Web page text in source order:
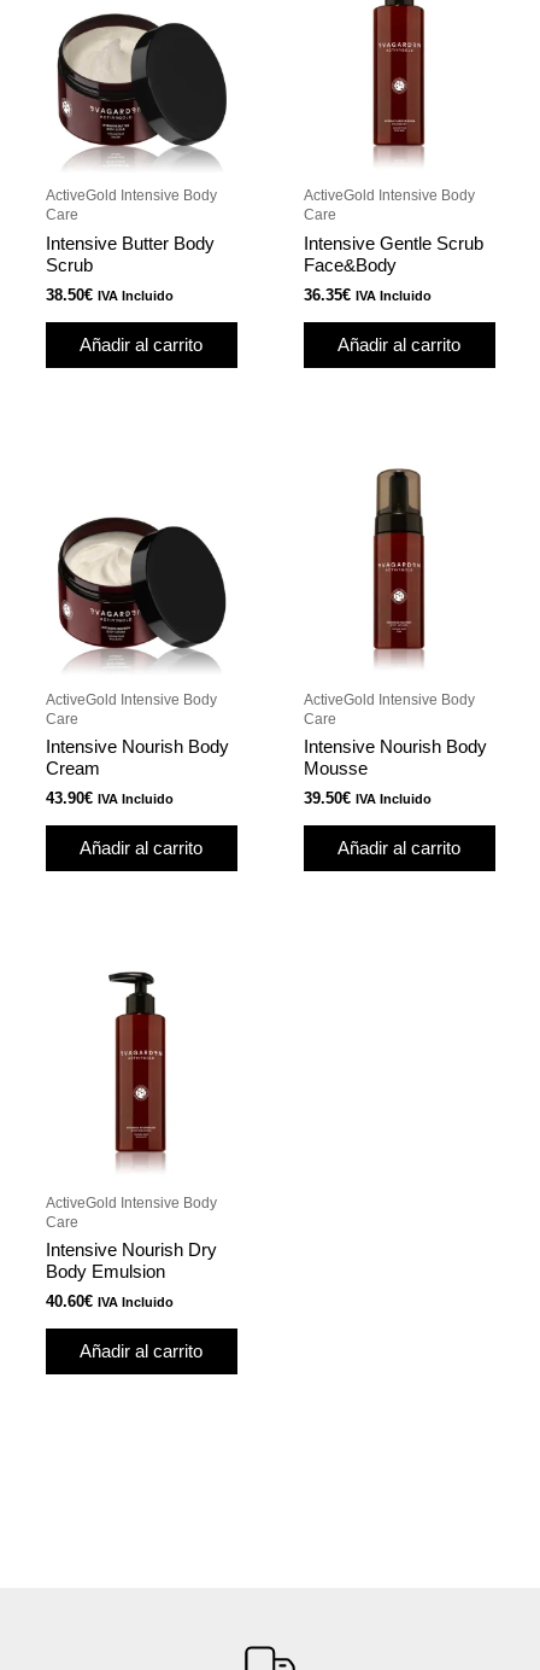
ActiveGold Intensive Body
Care
Intensive Butter Body
Scrub
38.50€ IVA Incluido
Añadir al carrito
ActiveGold Intensive Body
Care
Intensive Gentle Scrub
Face&Body
36.35€ IVA Incluido
Añadir al carrito
ActiveGold Intensive Body
Care
Intensive Nourish Body
Cream
43.90€ IVA Incluido
Añadir al carrito
ActiveGold Intensive Body
Care
Intensive Nourish Body
Mousse
39.50€ IVA Incluido
Añadir al carrito
ActiveGold Intensive Body
Care
Intensive Nourish Dry
Body Emulsion
40.60€ IVA Incluido
Añadir al carrito